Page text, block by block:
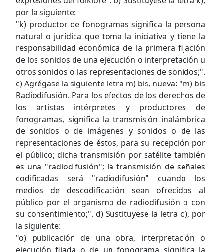
por la siguiente:
"k) productor de fonogramas significa la persona
natural o jurídica que toma la iniciativa y tiene la
responsabilidad económica de la primera fijación
de los sonidos de una ejecución o interpretación u
otros sonidos o las representaciones de sonidos;".
c) Agrégase la siguiente letra m) bis, nueva: "m) bis
Radiodifusión. Para los efectos de los derechos de
los artistas intérpretes y productores de
fonogramas, significa la transmisión inalámbrica
de sonidos o de imágenes y sonidos o de las
representaciones de éstos, para su recepción por
el público; dicha transmisión por satélite también
es una "radiodifusión"; la transmisión de señales
codificadas será "radiodifusión" cuando los
medios de descodificación sean ofrecidos al
público por el organismo de radiodifusión o con
su consentimiento;". d) Sustituyese la letra o), por
la siguiente:
"o) publicación de una obra, interpretación o
ejecución fijada o de un fonograma significa la